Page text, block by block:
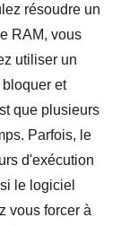
résoudre un
RAM, vous
utiliser un
et
que plusieurs
Parfois, le
d'exécution
le logiciel
vous forcer à